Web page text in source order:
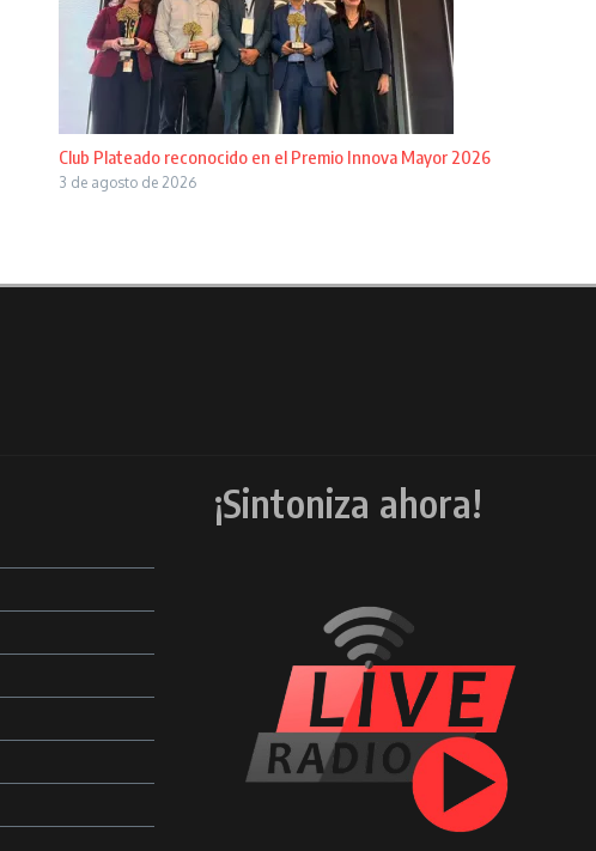
Club Plateado reconocido en el Premio Innova Mayor 2026
3 de agosto de 2026
¡Sintoniza ahora!